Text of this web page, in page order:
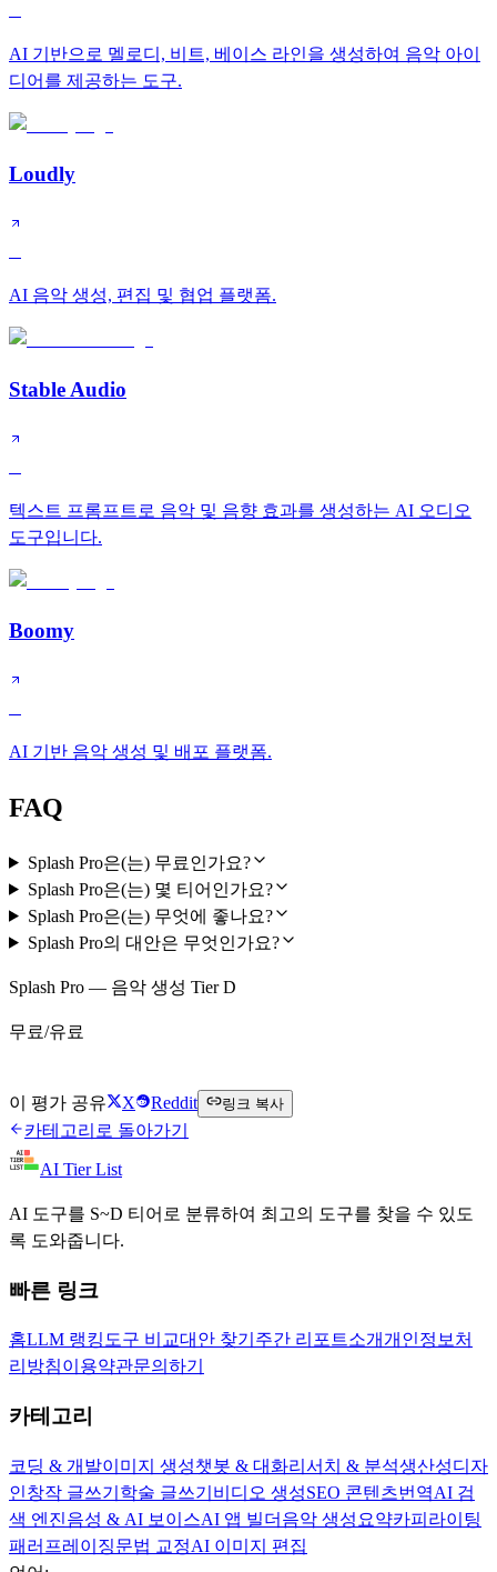
AI 기반으로 멜로디, 비트, 베이스 라인을 생성하여 음악 아이
디어를 제공하는 도구.
Loudly
AI 음악 생성, 편집 및 협업 플랫폼.
Stable Audio
텍스트 프롬프트로 음악 및 음향 효과를 생성하는 AI 오디오
도구입니다.
Boomy
AI 기반 음악 생성 및 배포 플랫폼.
FAQ
Splash Pro은(는) 무료인가요?
Splash Pro은(는) 몇 티어인가요?
Splash Pro은(는) 무엇에 좋나요?
Splash Pro의 대안은 무엇인가요?
Splash Pro — 음악 생성 Tier D
무료/유료
이 평가 공유 X Reddit 링크 복사
카테고리로 돌아가기
AI Tier List
AI 도구를 S~D 티어로 분류하여 최고의 도구를 찾을 수 있도
록 도와줍니다.
빠른 링크
홈LLM 랭킹 도구 비교대안 찾기 주간 리포트소개개인정보처
리방침이용약관문의하기
카테고리
코딩 & 개발이미지 생성챗봇 & 대화리서치 & 분석생산성디자
인창작 글쓰기 학술 글쓰기 비디오 생성SEO 콘텐츠번역AI 검
색 엔진음성 & AI 보이스AI 앱 빌더 음악 생성 요약카피라이팅
패러프레이징문법 교정AI 이미지 편집